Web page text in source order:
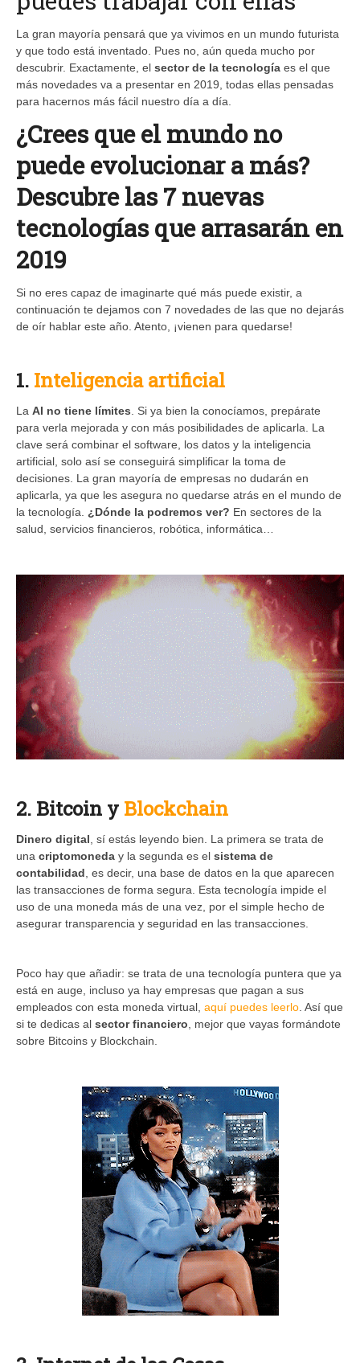
La gran mayoría pensará que ya vivimos en un mundo futurista
y que todo está inventado. Pues no, aún queda mucho por
descubrir. Exactamente, el sector de la tecnología es el que
más novedades va a presentar en 2019, todas ellas pensadas
para hacernos más fácil nuestro día a día.
¿Crees que el mundo no
puede evolucionar a más?
Descubre las 7 nuevas
tecnologías que arrasarán en
2019
Si no eres capaz de imaginarte qué más puede existir, a
continuación te dejamos con 7 novedades de las que no dejarás
de oír hablar este año. Atento, ¡vienen para quedarse!
1. Inteligencia artificial
La AI no tiene límites . Si ya bien la conocíamos, prepárate
para verla mejorada y con más posibilidades de aplicarla. La
clave será combinar el software, los datos y la inteligencia
artificial, solo así se conseguirá simplificar la toma de
decisiones. La gran mayoría de empresas no dudarán en
aplicarla, ya que les asegura no quedarse atrás en el mundo de
la tecnología. ¿Dónde la podremos ver? En sectores de la
salud, servicios financieros, robótica, informática…
2. Bitcoin y Blockchain
Dinero digital , sí estás leyendo bien. La primera se trata de
una criptomoneda y la segunda es el sistema de
contabilidad , es decir, una base de datos en la que aparecen
las transacciones de forma segura. Esta tecnología impide el
uso de una moneda más de una vez, por el simple hecho de
asegurar transparencia y seguridad en las transacciones.
Poco hay que añadir: se trata de una tecnología puntera que ya
está en auge, incluso ya hay empresas que pagan a sus
empleados con esta moneda virtual, aquí puedes leerlo . Así que
si te dedicas al sector financiero , mejor que vayas formándote
sobre Bitcoins y Blockchain.